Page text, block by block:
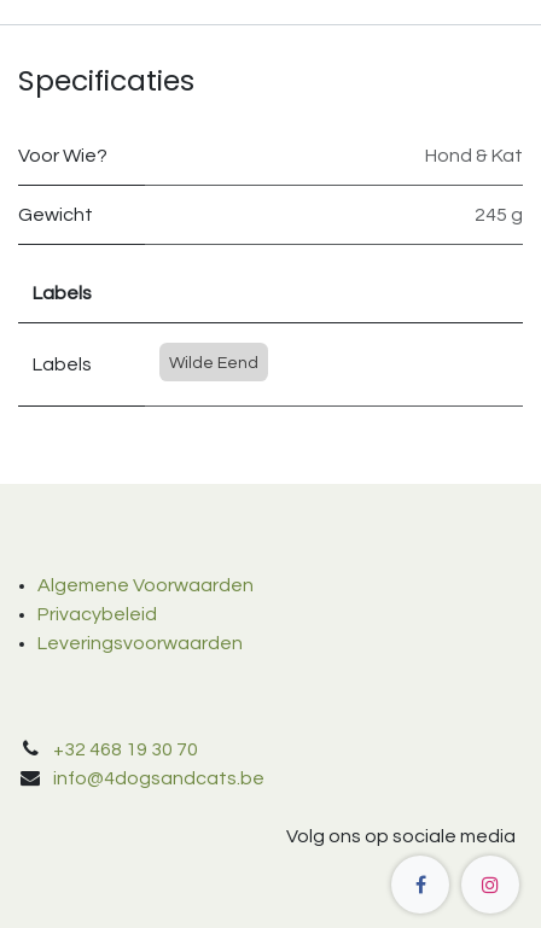
Specificaties
Voor Wie? Hond & Kat
Gewicht 245 g
Labels
Labels Wilde Eend
Algemene Voorwaarden
Privacybeleid
Leveringsvoorwaarden
+32 468 19 30 70
info@4dogsandcats.be
Volg ons op sociale media